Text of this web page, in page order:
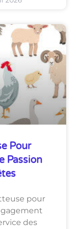
Pour
Passion
pour
des